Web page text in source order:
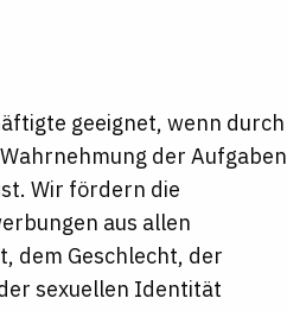
geeignet, wenn durch
der Aufgaben
Wir fördern die
aus allen
dem Geschlecht, der
sexuellen Identität